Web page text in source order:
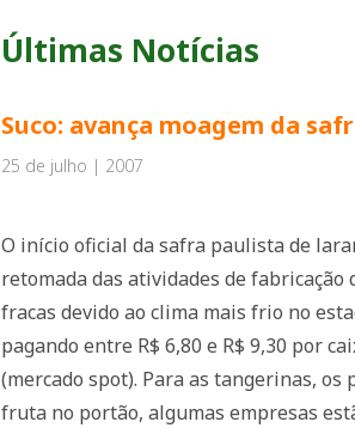
Últimas Notícias
Suco: avança moagem da
25 de julho | 2007
O início oficial da safra paulista de
retomada das atividades de
fracas devido ao clima mais frio no
pagando entre R$ 6,80 e R$ 9,30 por
(mercado spot). Para as tangerinas, os
fruta no portão, algumas empresas